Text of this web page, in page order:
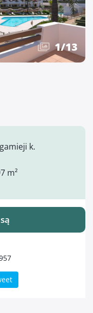
1/13
k.
m²